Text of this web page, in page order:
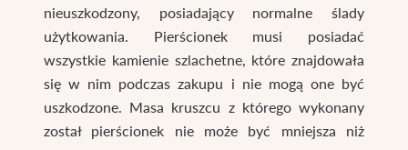
nieuszkodzony, posiadający normalne ślady
użytkowania. Pierścionek musi posiadać
wszystkie kamienie szlachetne, które znajdowała
się w nim podczas zakupu i nie mogą one być
uszkodzone. Masa kruszcu z którego wykonany
został pierścionek nie może być mniejsza niż